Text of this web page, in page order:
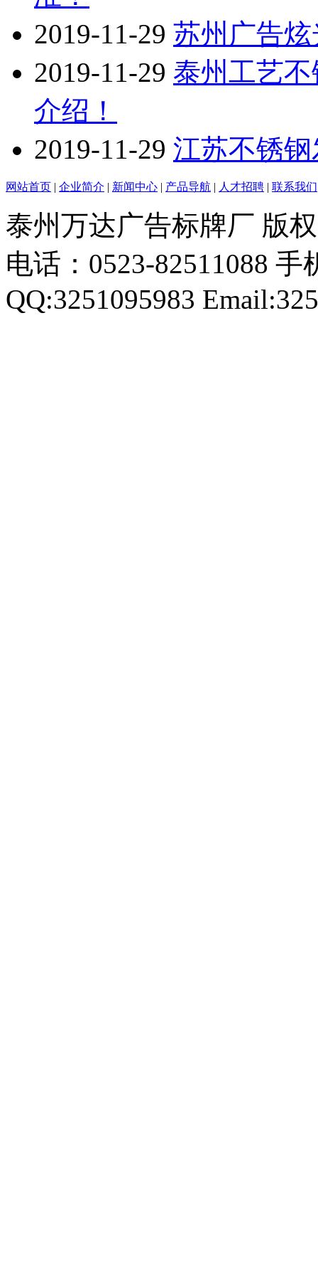
2019-11-29 苏州广告
2019-11-29 泰州工艺
介绍！
2019-11-29 江苏不锈
网站首页 | 企业简介 | 新闻中心 | 产品导航 | 人才招聘 | 联系我们
泰州万达广告标牌厂 版
电话：0523-82511088 手
QQ:3251095983